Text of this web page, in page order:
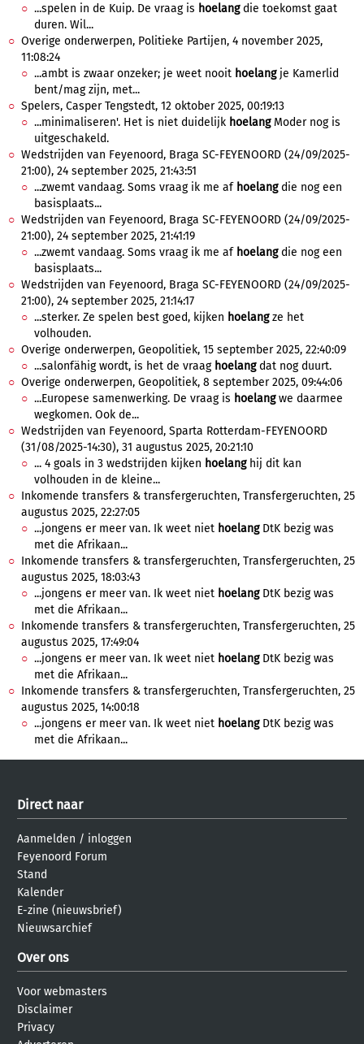
...spelen in de Kuip. De vraag is hoelangdie toekomst gaat
duren. Wil...
Overige onderwerpen, Politieke Partijen, 4 november 2025,
11:08:24
...ambt is zwaar onzeker; je weet nooit hoelangje Kamerlid
bent/mag zijn, met...
Spelers, Casper Tengstedt, 12 oktober 2025, 00:19:13
...minimaliseren'. Het is niet duidelijk hoelangModer nog is
uitgeschakeld.
Wedstrijden van Feyenoord, Braga SC-FEYENOORD (24/09/2025-
21:00), 24 september 2025, 21:43:51
...zwemt vandaag. Soms vraag ik me af hoelangdie nog een
basisplaats...
Wedstrijden van Feyenoord, Braga SC-FEYENOORD (24/09/2025-
21:00), 24 september 2025, 21:41:19
...zwemt vandaag. Soms vraag ik me af hoelangdie nog een
basisplaats...
Wedstrijden van Feyenoord, Braga SC-FEYENOORD (24/09/2025-
21:00), 24 september 2025, 21:14:17
...sterker. Ze spelen best goed, kijken hoelangze het
volhouden.
Overige onderwerpen, Geopolitiek, 15 september 2025, 22:40:09
...salonfähig wordt, is het de vraag hoelangdat nog duurt.
Overige onderwerpen, Geopolitiek, 8 september 2025, 09:44:06
...Europese samenwerking. De vraag is hoelangwe daarmee
wegkomen. Ook de...
Wedstrijden van Feyenoord, Sparta Rotterdam-FEYENOORD
(31/08/2025-14:30), 31 augustus 2025, 20:21:10
... 4 goals in 3 wedstrijden kijken hoelanghij dit kan
volhouden in de kleine...
Inkomende transfers & transfergeruchten, Transfergeruchten, 25
augustus 2025, 22:27:05
...jongens er meer van. Ik weet niet hoelangDtK bezig was
met die Afrikaan...
Inkomende transfers & transfergeruchten, Transfergeruchten, 25
augustus 2025, 18:03:43
...jongens er meer van. Ik weet niet hoelangDtK bezig was
met die Afrikaan...
Inkomende transfers & transfergeruchten, Transfergeruchten, 25
augustus 2025, 17:49:04
...jongens er meer van. Ik weet niet hoelangDtK bezig was
met die Afrikaan...
Inkomende transfers & transfergeruchten, Transfergeruchten, 25
augustus 2025, 14:00:18
...jongens er meer van. Ik weet niet hoelangDtK bezig was
met die Afrikaan...
Direct naar
Aanmelden / inloggen
Feyenoord Forum
Stand
Kalender
E-zine (nieuwsbrief)
Nieuwsarchief
Over ons
Voor webmasters
Disclaimer
Privacy